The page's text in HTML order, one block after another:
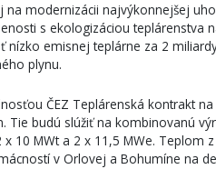
na modernizácii najvýkonnejšej
s ekologizáciou teplárenstva
nízko emisnej teplárne za 2
plynu.
ČEZ Teplárenská kontrakt
Tie budú slúžiť na kombinovanú
10 MWt a 2 x 11,5 MWe. Teplom
v Orlovej a Bohumíne na